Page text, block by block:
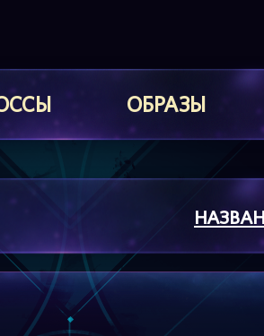
ОБРАЗЫ